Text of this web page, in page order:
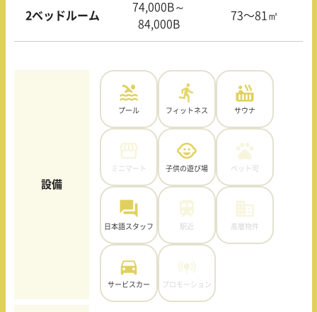
2ベッドルーム
74,000B～
84,000B
73〜81㎡
設備
プール フィットネス サウナ
ミニマート 子供の遊び場 ペット可
日本語スタッフ 駅近 高層物件
サービスカー プロモーション